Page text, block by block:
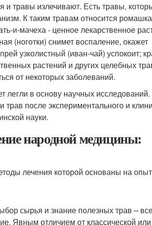
травы излечивают. Есть травы,
К таким травам относится ромашка
и-мачеха - ценное лекарственное
(ноготки) снимет воспаление, окажет
узколистный (иван-чай) успокоит;
растений и других целебных
от некоторых заболеваний.
в основу научных
после экспериментального и
науки.
народной медицины:
лечения которой основаны на
сырья и знание полезных трав –
Явным отличием от классической или